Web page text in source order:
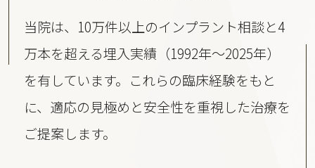
当院は、10万件以上のインプラント相談と4
万本を超える埋入実績（1992年〜2025年）
を有しています。これらの臨床経験をもと
に、適応の見極めと安全性を重視した治療を
ご提案します。